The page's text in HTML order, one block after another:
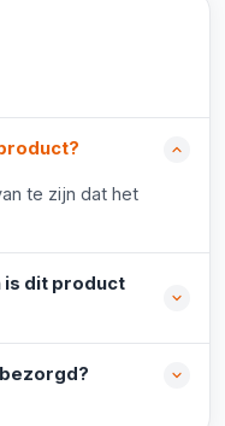
te zijn dat het
is dit product